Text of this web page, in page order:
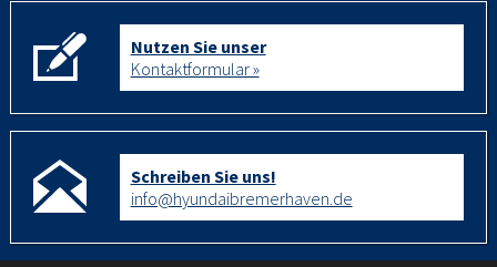
Nutzen Sie unser
Kontaktformular »
Schreiben Sie uns!
info@hyundaibremerhaven.de